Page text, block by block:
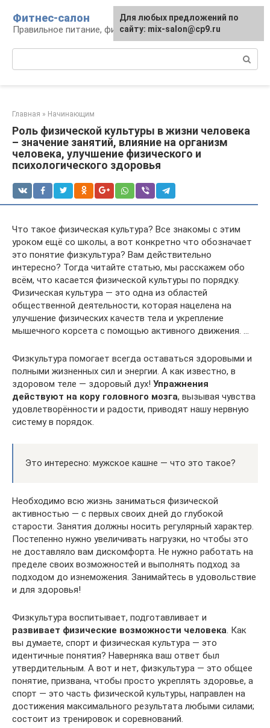
контенту
Фитнес-салон
Правильное питание, фитнес, образ жизни
Главная » Начинающим
Роль физической культуры в жизни человека
– значение занятий, влияние на организм
человека, улучшение физического и
психологического здоровья
Что такое физическая культура? Все знакомы с этим
уроком ещё со школы, а вот конкретно что обозначает
это понятие физкультура? Вам действительно
интересно? Тогда читайте статью, мы расскажем обо
всём, что касается физической культуры по порядку.
Физическая культура — это одна из областей
общественной деятельности, которая нацелена на
улучшение физических качеств тела и укрепление
мышечного корсета с помощью активного движения. …
Физкультура помогает всегда оставаться здоровыми и
полными жизненных сил и энергии. А как известно, в
здоровом теле — здоровый дух! Упражнения
действуют на кору головного мозга, вызывая чувства
удовлетворённости и радости, приводят нашу нервную
систему в порядок.
Это интересно: мужское кашне — что это такое?
Необходимо всю жизнь заниматься физической
активностью — с первых своих дней до глубокой
старости. Занятия должны носить регулярный характер.
Постепенно нужно увеличивать нагрузки, но чтобы это
не доставляло вам дискомфорта. Не нужно работать на
пределе своих возможностей и выполнять подход за
подходом до изнеможения. Занимайтесь в удовольствие
и для здоровья!
Физкультура воспитывает, подготавливает и
развивает физические возможности человека. Как
вы думаете, спорт и физическая культура — это
идентичные понятия? Наверняка ваш ответ был
утвердительным. А вот и нет, физкультура — это общее
понятие, призвана, чтобы просто укреплять здоровье, а
спорт — это часть физической культуры, направлен на
достижения максимального результата любыми силами;
состоит из тренировок и соревнований.
Для любых предложений по
сайту: mix-salon@cp9.ru